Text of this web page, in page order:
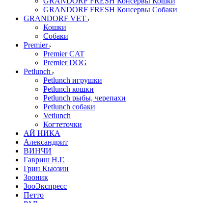
GRANDORF FRESH Консервы Собаки
GRANDORF VET
Кошки
Собаки
Premier
Premier CAT
Premier DOG
Petlunch
Petlunch игрушки
Petlunch кошки
Petlunch рыбы, черепахи
Petlunch собаки
Vetlunch
Когтеточки
АЙ НИКА
Александрит
ВИНЧИ
Гавриш Н.Г.
Грин Кьюзин
Зооник
ЗооЭкспресс
Петто